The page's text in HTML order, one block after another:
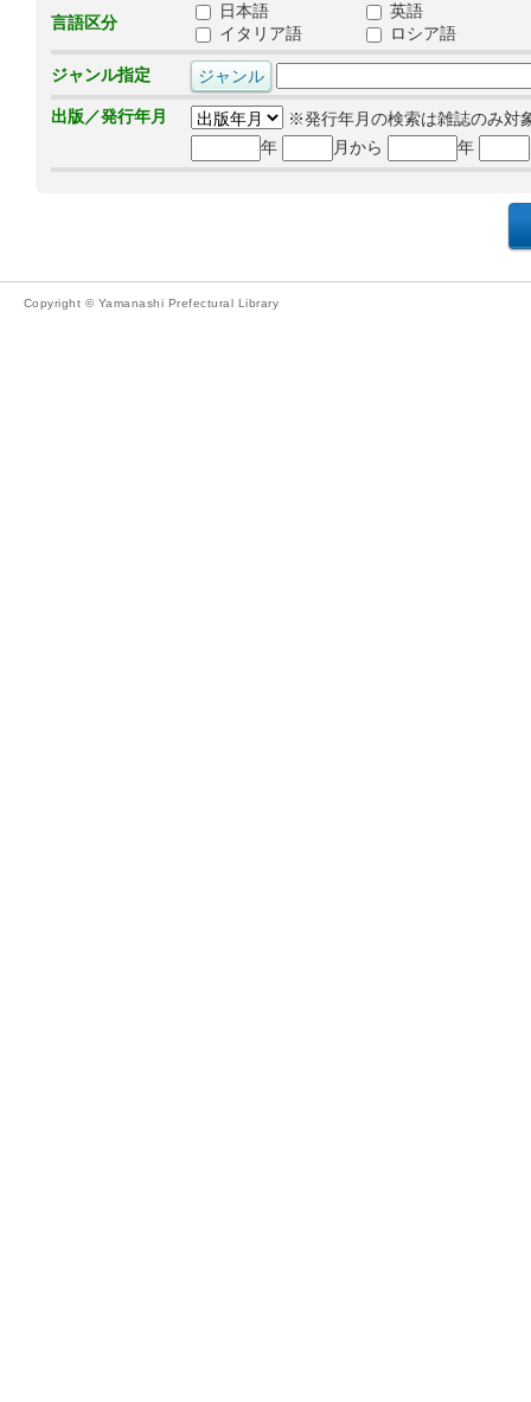
言語区分
日本語
英語
イタリア語
ロシア語
ジャンル指定
出版／発行年月
※発行年月の検索は雑誌のみ対
年
月から 年
Copyright © Yamanashi Prefectural Library